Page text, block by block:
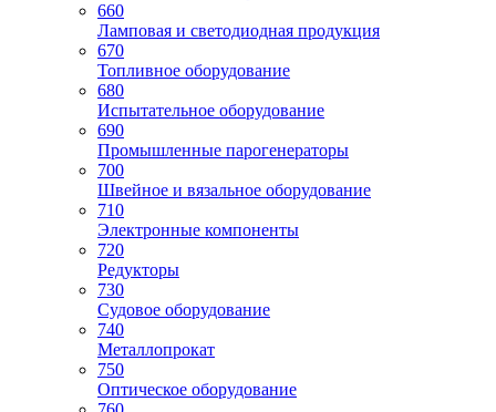
660
Ламповая и светодиодная продукция
670
Топливное оборудование
680
Испытательное оборудование
690
Промышленные парогенераторы
700
Швейное и вязальное оборудование
710
Электронные компоненты
720
Редукторы
730
Судовое оборудование
740
Металлопрокат
750
Оптическое оборудование